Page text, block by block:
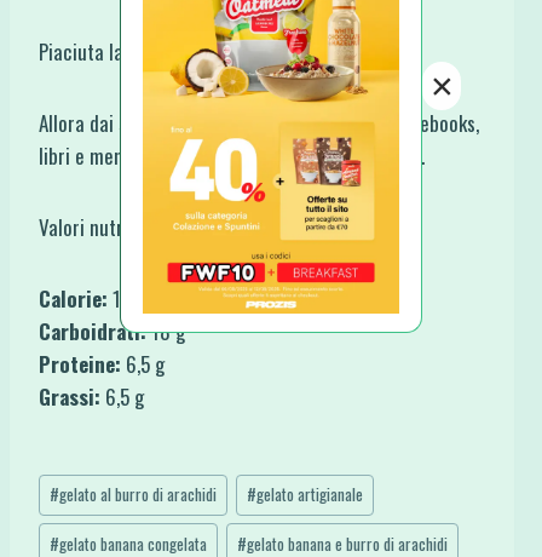
Piaciuta la Ricetta?
Allora dai subito un’occhiata ai goduriosi e sani ebooks,
libri e menù che trovi qui Negozio Fit with Fun .
Valori nutrizionali per un bicchiere:
Calorie: 160
Carboidrati:18 g
Proteine: 6,5 g
Grassi: 6,5 g
Tag
articolo:
#gelato al burro di arachidi #gelato artigianale
#gelato banana congelata #gelato banana e burro di arachidi
×